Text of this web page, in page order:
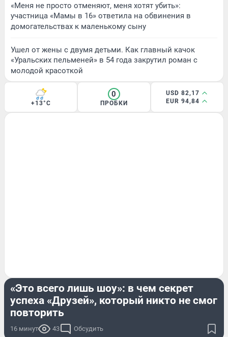
«Меня не просто отменяют, меня хотят убить»:
участница «Мамы в 16» ответила на обвинения в
домогательствах к маленькому сыну
Ушел от жены с двумя детьми. Как главный качок
«Уральских пельменей» в 54 года закрутил роман с
молодой красоткой
+13°C
0
ПРОБКИ
USD 82,17
EUR 94,84
«Это всего лишь шоу»: в чем секрет
успеха «Друзей», который никто не смог
повторить
16 минут 43 Обсудить